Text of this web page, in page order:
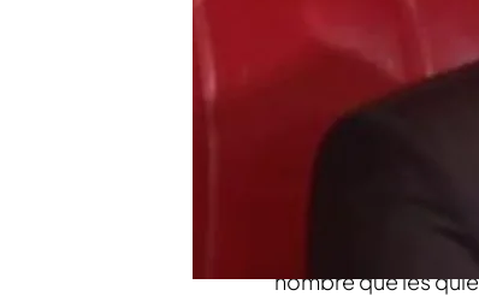
'Cuatro al día'
ha
Alves
. Ratifica lo
discoteca y que
amigo mexicano
cuando un
hombre que les